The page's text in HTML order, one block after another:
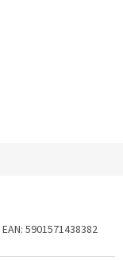
EAN: 5901571438382